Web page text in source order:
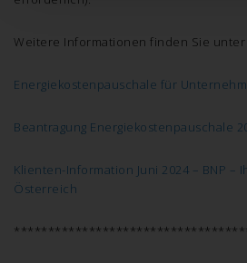
Weitere Informationen finden Sie unter
Energiekostenpauschale für
Beantragung Energiekostenpauschale
Klienten-Information Juni 2024 – BNP
Österreich